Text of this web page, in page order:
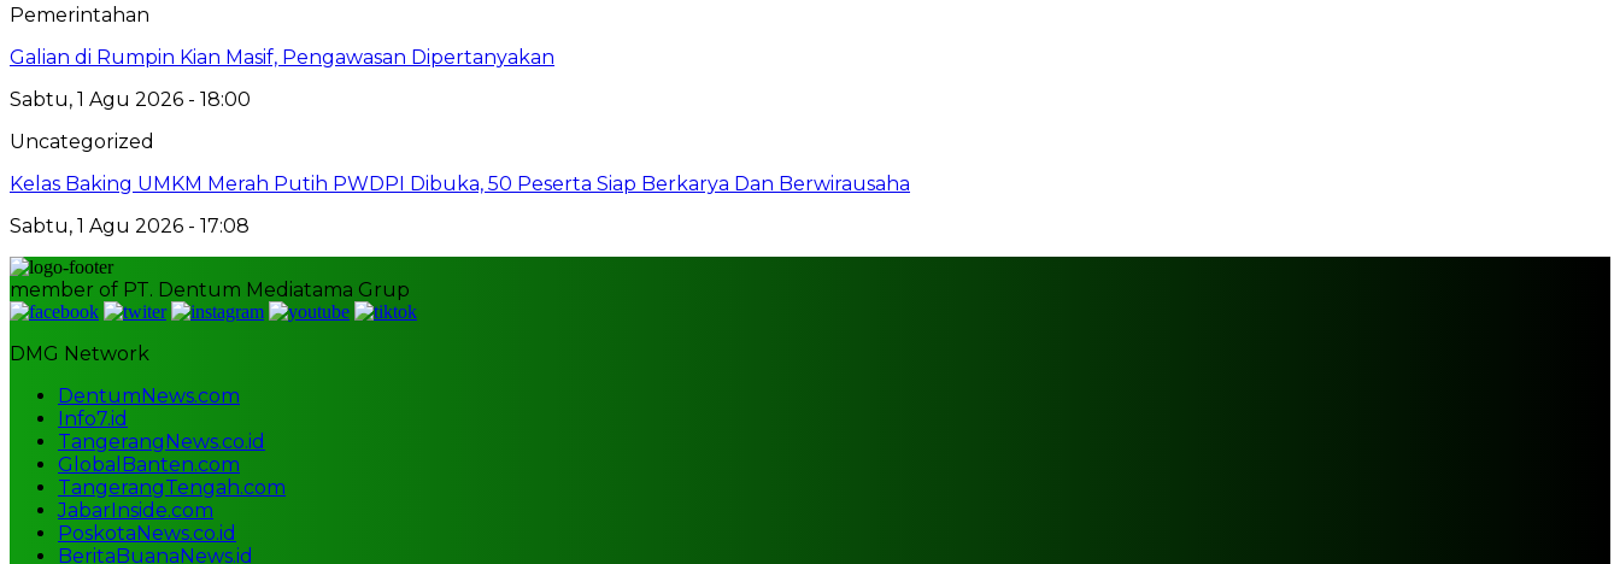
Pemerintahan
Galian di Rumpin Kian Masif, Pengawasan Dipertanyakan
Sabtu, 1 Agu 2026 - 18:00
Uncategorized
Kelas Baking UMKM Merah Putih PWDPI Dibuka, 50 Peserta Siap Berkarya Dan Berwirausaha
Sabtu, 1 Agu 2026 - 17:08
member of PT. Dentum Mediatama Grup
DMG Network
DentumNews.com
Info7.id
TangerangNews.co.id
GlobalBanten.com
TangerangTengah.com
JabarInside.com
PoskotaNews.co.id
BeritaBuanaNews.id